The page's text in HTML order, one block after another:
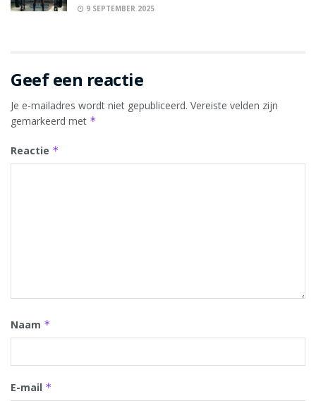
9 SEPTEMBER 2025
Geef een reactie
Je e-mailadres wordt niet gepubliceerd. Vereiste velden zijn
gemarkeerd met *
Reactie *
Naam *
E-mail *